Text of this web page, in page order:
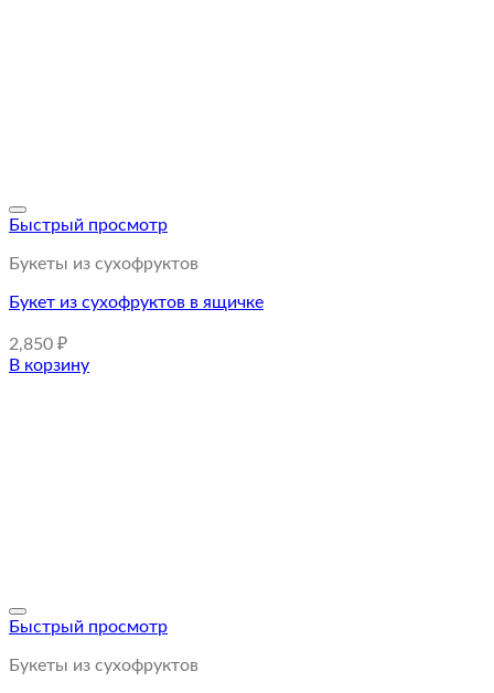
Быстрый просмотр
Букеты из сухофруктов
Букет из сухофруктов в ящичке
2,850 ₽
В корзину
Быстрый просмотр
Букеты из сухофруктов